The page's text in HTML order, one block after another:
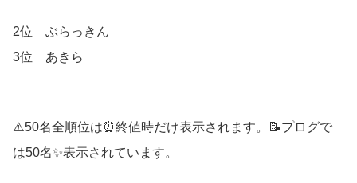
2位 ぶらっきん
3位 あきら
⚠️50名全順位は⏰終値時だけ表示されます。📝プログで
は50名✨表示されています。